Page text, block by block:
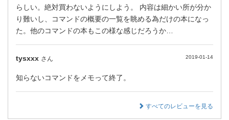
らしい。絶対買わないようにしよう。 内容は細かい所が分か
り難いし、コマンドの概要の一覧を眺める為だけの本になっ
た。他のコマンドの本もこの様な感じだろうか…
tysxxx さん 2019-01-14
知らないコマンドをメモって終了。
すべてのレビューを見る